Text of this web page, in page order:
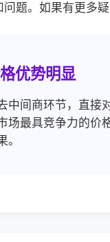
题。如果有更多
优势明显
中间商环节，直接
场最具竞争力的价
。